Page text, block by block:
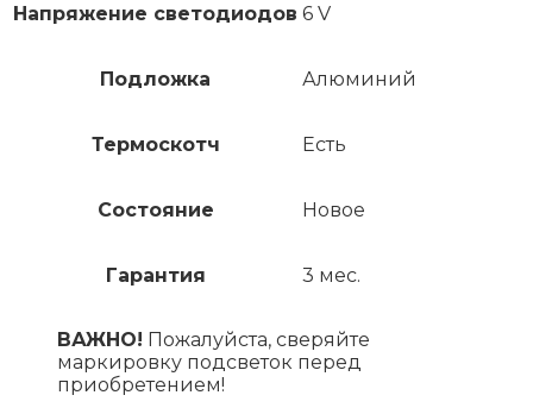
Напряжение светодиодов 6 V
Подложка Алюминий
Термоскотч Есть
Состояние Новое
Гарантия 3 мес.
ВАЖНО! Пожалуйста, сверяйте
маркировку подсветок перед
приобретением!